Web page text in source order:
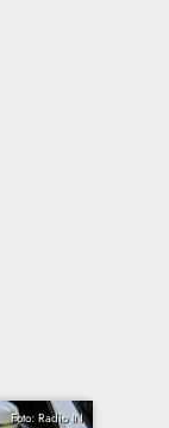
Foto: Radio IN